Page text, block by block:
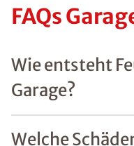
FAQs
Wie entsteht
Garage?
Welche